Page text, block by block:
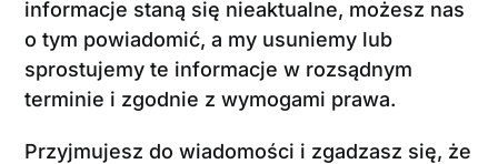
informacje staną się nieaktualne, możesz nas
o tym powiadomić, a my usuniemy lub
sprostujemy te informacje w rozsądnym
terminie i zgodnie z wymogami prawa.
Przyjmujesz do wiadomości i zgadzasz się, że